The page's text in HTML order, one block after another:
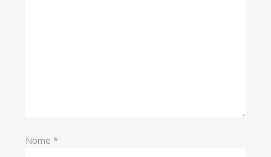
Nome *